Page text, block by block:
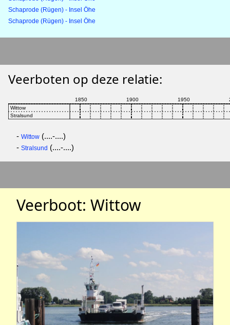
Schaprode (Rügen) - Insel Öhe
Schaprode (Rügen) - Insel Öhe
Veerboten op deze relatie:
- Wittow (....-....)
- Stralsund (....-....)
Veerboot: Wittow